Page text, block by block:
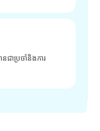
ជា​ប្រចាំ​និង​ការ​